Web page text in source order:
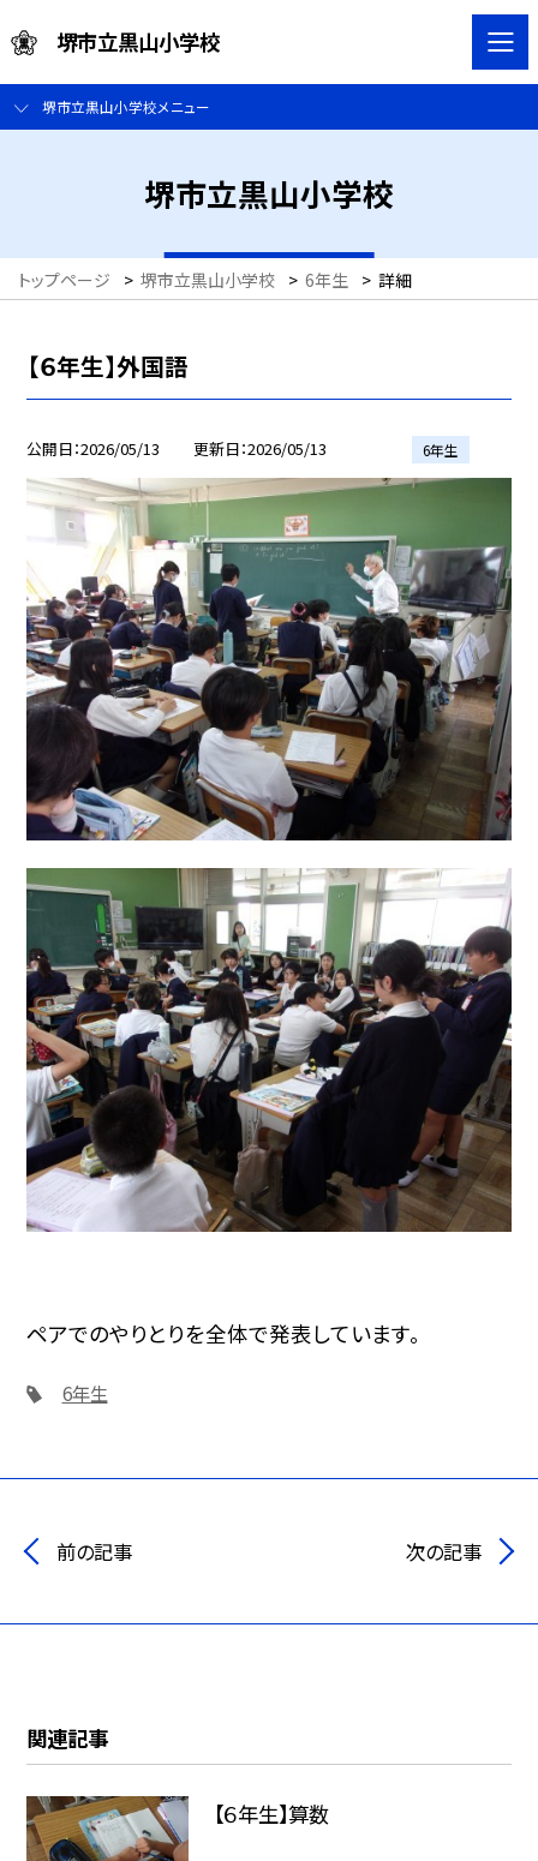
堺市立黒山小学校
堺市立黒山小学校メニュー
堺市立黒山小学校
トップページ > 堺市立黒山小学校 > 6年生 > 詳細
【６年生】外国語
公開日 2026/05/13 更新日 2026/05/13 6年生
ペアでのやりとりを全体で発表しています。
6年生
前の記事 次の記事
関連記事
【６年生】算数